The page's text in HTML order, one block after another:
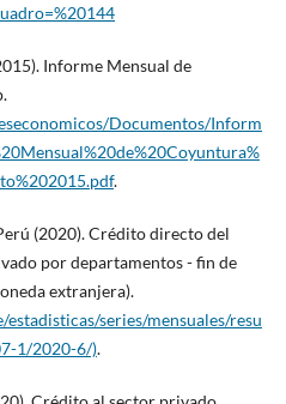
Informe Mensual de
Documentos/Inform
.
(2020). Crédito directo del
por departamentos - fin de
extranjera).
series/mensuales/resu
1/2020-6/).